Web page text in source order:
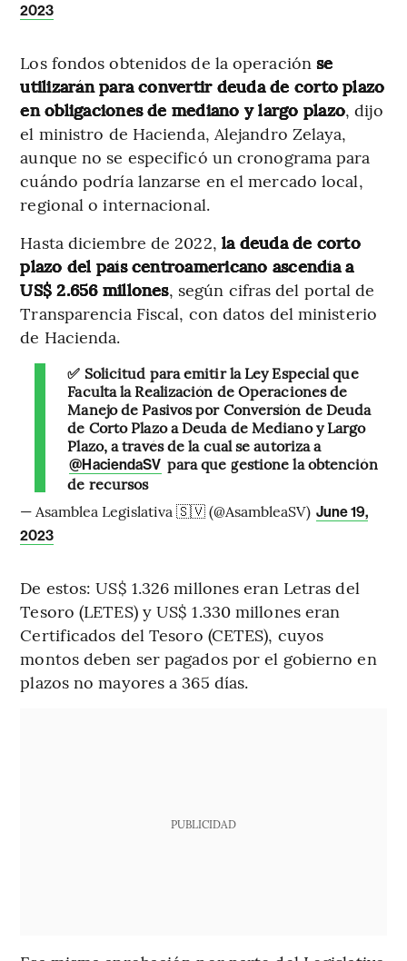
2023
Los fondos obtenidos de la operación se
utilizarán para convertir deuda de corto plazo
en obligaciones de mediano y largo plazo, dijo
el ministro de Hacienda, Alejandro Zelaya,
aunque no se especificó un cronograma para
cuándo podría lanzarse en el mercado local,
regional o internacional.
Hasta diciembre de 2022, la deuda de corto
plazo del país centroamericano ascendía a
US$ 2.656 millones, según cifras del portal de
Transparencia Fiscal, con datos del ministerio
de Hacienda.
✅ Solicitud para emitir la Ley Especial que
Faculta la Realización de Operaciones de
Manejo de Pasivos por Conversión de Deuda
de Corto Plazo a Deuda de Mediano y Largo
Plazo, a través de la cual se autoriza a
@HaciendaSV para que gestione la obtención
de recursos
— Asamblea Legislativa 🇸🇻 (@AsambleaSV) June 19,
2023
De estos: US$ 1.326 millones eran Letras del
Tesoro (LETES) y US$ 1.330 millones eran
Certificados del Tesoro (CETES), cuyos
montos deben ser pagados por el gobierno en
plazos no mayores a 365 días.
PUBLICIDAD